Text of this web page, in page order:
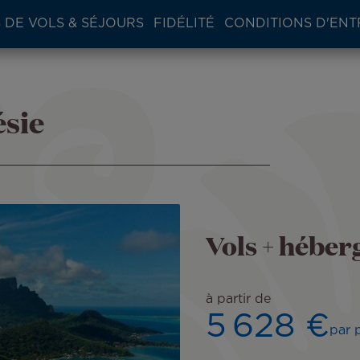
DE VOLS & SÉJOURS FIDÉLITÉ CONDITIONS
Vols +
à partir de
5 628 € par